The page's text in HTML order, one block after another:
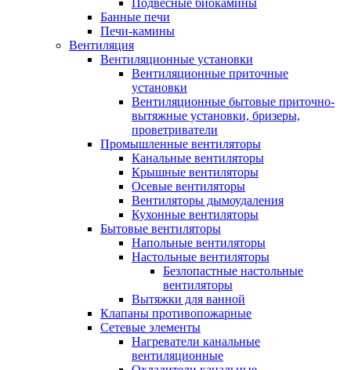
Банные печи
Печи-камины
Вентиляция
Вентиляционные установки
Вентиляционные приточные
установки
Вентиляционные бытовые приточно-
вытяжные установки, бризеры,
проветриватели
Промышленные вентиляторы
Канальные вентиляторы
Крышные вентиляторы
Осевые вентиляторы
Вентиляторы дымоудаления
Кухонные вентиляторы
Бытовые вентиляторы
Напольные вентиляторы
Настольные вентиляторы
Безлопастные настольные
вентиляторы
Вытяжки для ванной
Клапаны противопожарные
Сетевые элементы
Нагреватели канальные
вентиляционные